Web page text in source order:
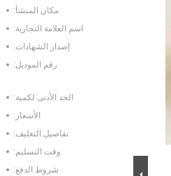
مكان المنشأ:
اسم العلامة التجارية:
إصدار الشهادات:
رقم الموديل:
الحد الأدنى لكمية:
الأسعار:
تفاصيل التغليف:
وقت التسليم:
شروط الدفع: